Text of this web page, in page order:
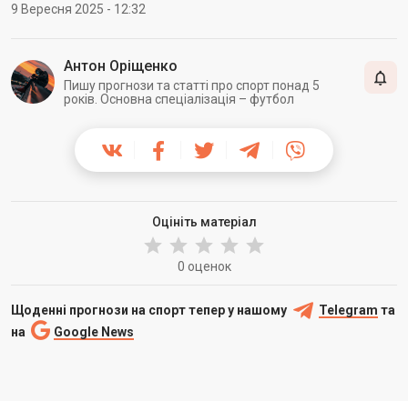
9 Вересня 2025 - 12:32
Антон Оріщенко
Пишу прогнози та статті про спорт понад 5
років. Основна спеціалізація – футбол
Оцініть матеріал
0 оценок
Щоденні прогнози на спорт тепер у нашому Telegram та
на
Google News